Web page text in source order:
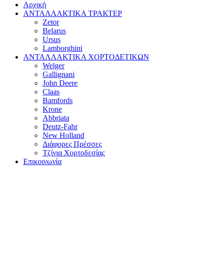
Αρχική
ΑΝΤΑΛΛΑΚΤΙΚΑ ΤΡΑΚΤΕΡ
Zetor
Belarus
Ursus
Lamborghini
ΑΝΤΑΛΛΑΚΤΙΚΑ ΧΟΡΤΟΔΕΤΙΚΩΝ
Welger
Gallignani
John Deere
Claas
Bamfords
Krone
Abbriata
Deutz-Fahr
New Holland
Διάφορες Πρέσσες
Τζίνια Χορτοδεσίας
Επικοινωνία